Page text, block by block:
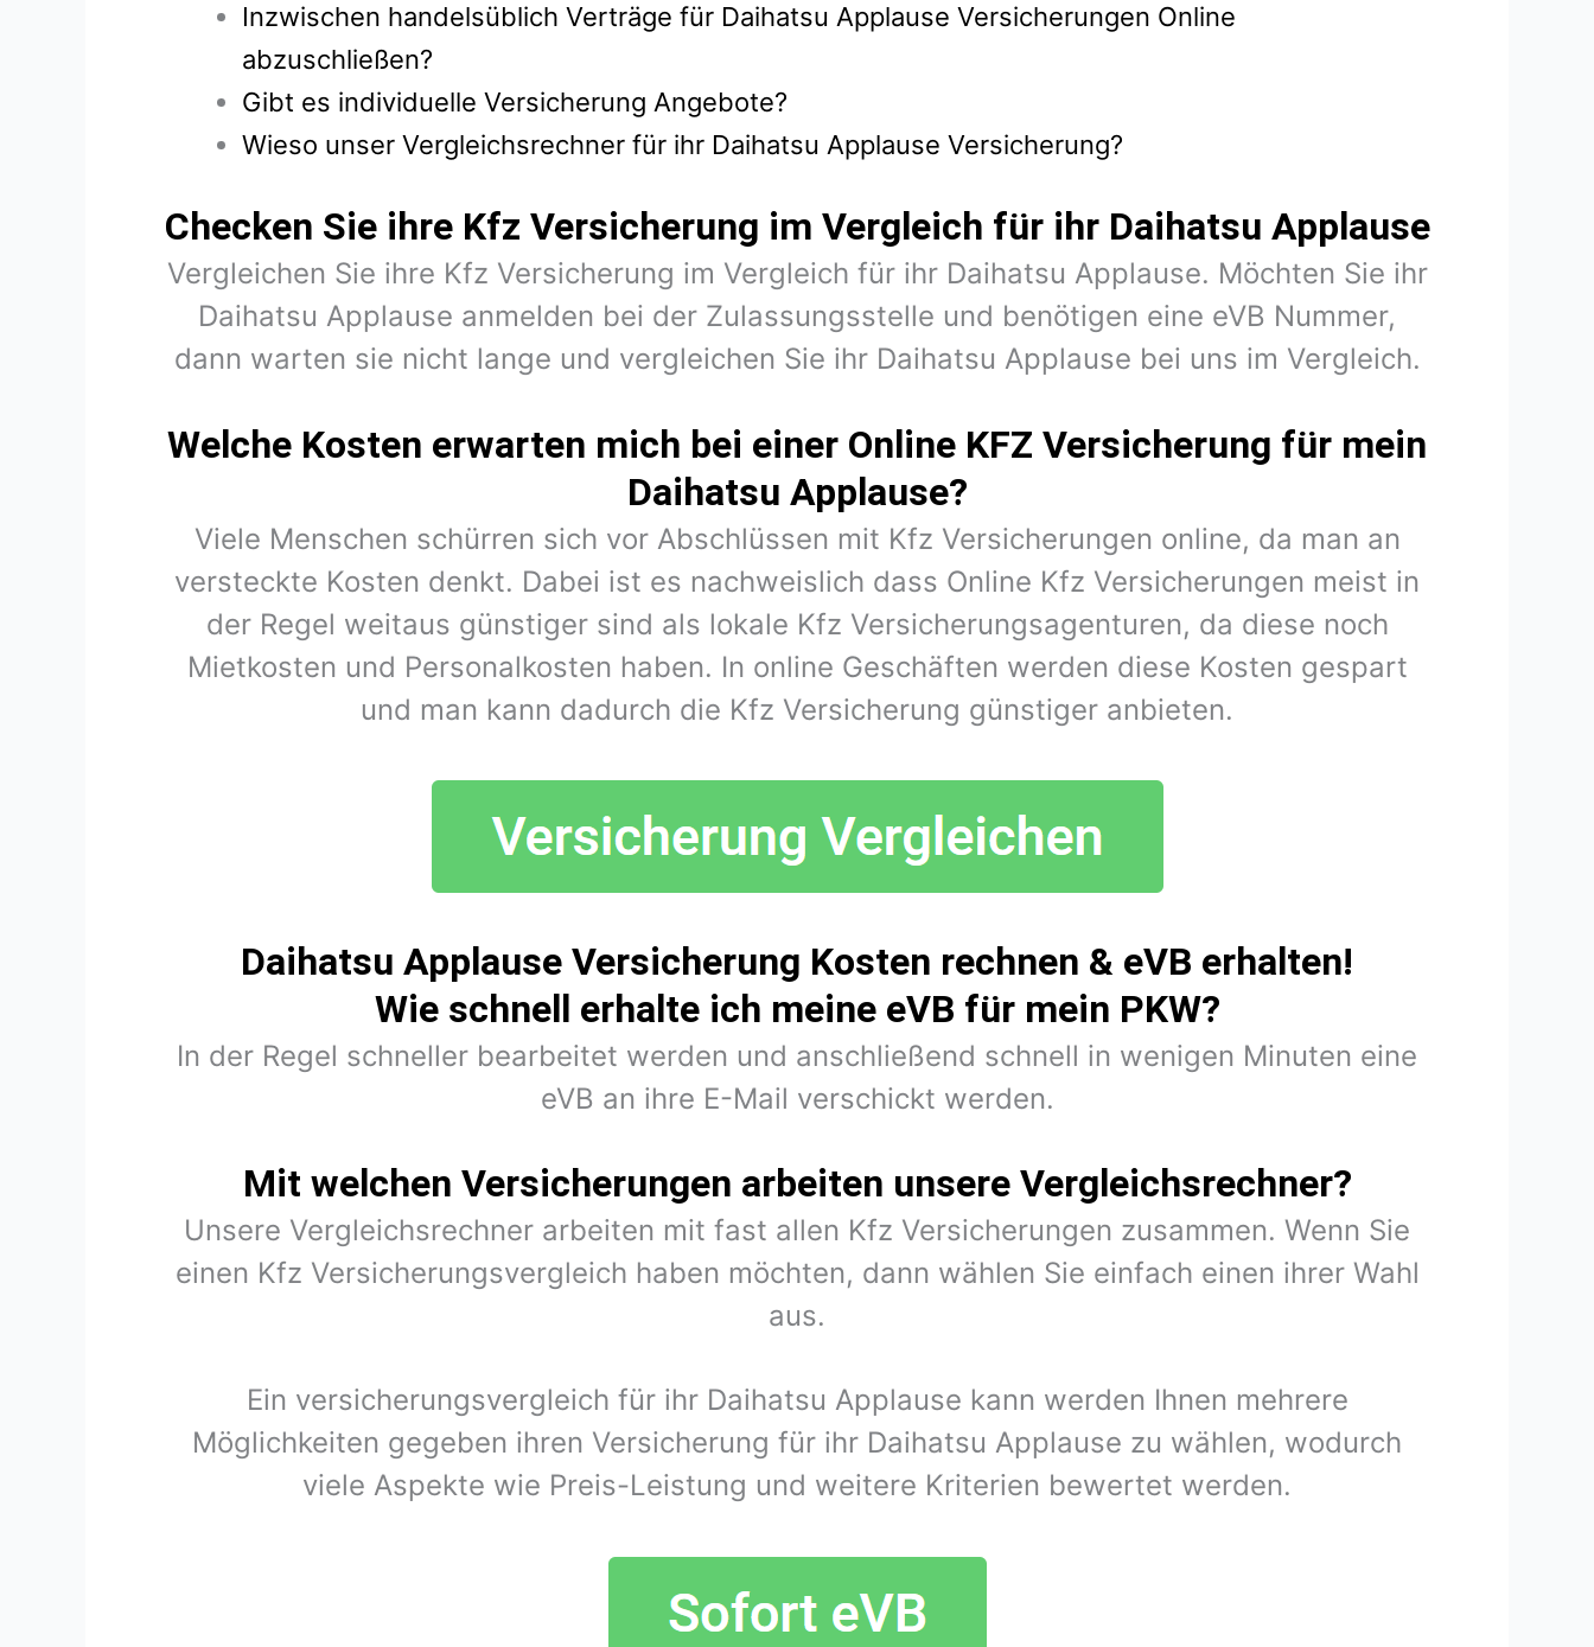
Inzwischen handelsüblich Verträge für Daihatsu Applause Versicherungen Online
abzuschließen?
Gibt es individuelle Versicherung Angebote?
Wieso unser Vergleichsrechner für ihr Daihatsu Applause Versicherung?
Checken Sie ihre Kfz Versicherung im Vergleich für ihr Daihatsu Applause
Vergleichen Sie ihre Kfz Versicherung im Vergleich für ihr Daihatsu Applause. Möchten Sie ihr
Daihatsu Applause anmelden bei der Zulassungsstelle und benötigen eine eVB Nummer,
dann warten sie nicht lange und vergleichen Sie ihr Daihatsu Applause bei uns im Vergleich.
Welche Kosten erwarten mich bei einer Online KFZ Versicherung für mein
Daihatsu Applause?
Viele Menschen schürren sich vor Abschlüssen mit Kfz Versicherungen online, da man an
versteckte Kosten denkt. Dabei ist es nachweislich dass Online Kfz Versicherungen meist in
der Regel weitaus günstiger sind als lokale Kfz Versicherungsagenturen, da diese noch
Mietkosten und Personalkosten haben. In online Geschäften werden diese Kosten gespart
und man kann dadurch die Kfz Versicherung günstiger anbieten.
Daihatsu Applause Versicherung Kosten rechnen & eVB erhalten!
Wie schnell erhalte ich meine eVB für mein PKW?
In der Regel schneller bearbeitet werden und anschließend schnell in wenigen Minuten eine
eVB an ihre E-Mail verschickt werden.
Mit welchen Versicherungen arbeiten unsere Vergleichsrechner?
Unsere Vergleichsrechner arbeiten mit fast allen Kfz Versicherungen zusammen. Wenn Sie
einen Kfz Versicherungsvergleich haben möchten, dann wählen Sie einfach einen ihrer Wahl
aus.
Ein versicherungsvergleich für ihr Daihatsu Applause kann werden Ihnen mehrere
Möglichkeiten gegeben ihren Versicherung für ihr Daihatsu Applause zu wählen, wodurch
viele Aspekte wie Preis-Leistung und weitere Kriterien bewertet werden.